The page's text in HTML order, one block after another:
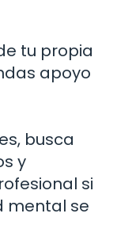
tu propia
apoyo
busca
y
si
mental se